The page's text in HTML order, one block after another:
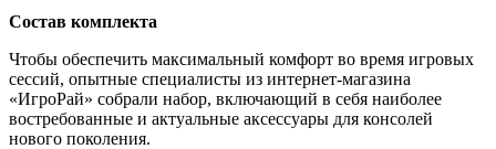
Состав комплекта
Чтобы обеспечить максимальный комфорт во время игровых
сессий, опытные специалисты из интернет-магазина
«ИгроРай» собрали набор, включающий в себя наиболее
востребованные и актуальные аксессуары для консолей
нового поколения.